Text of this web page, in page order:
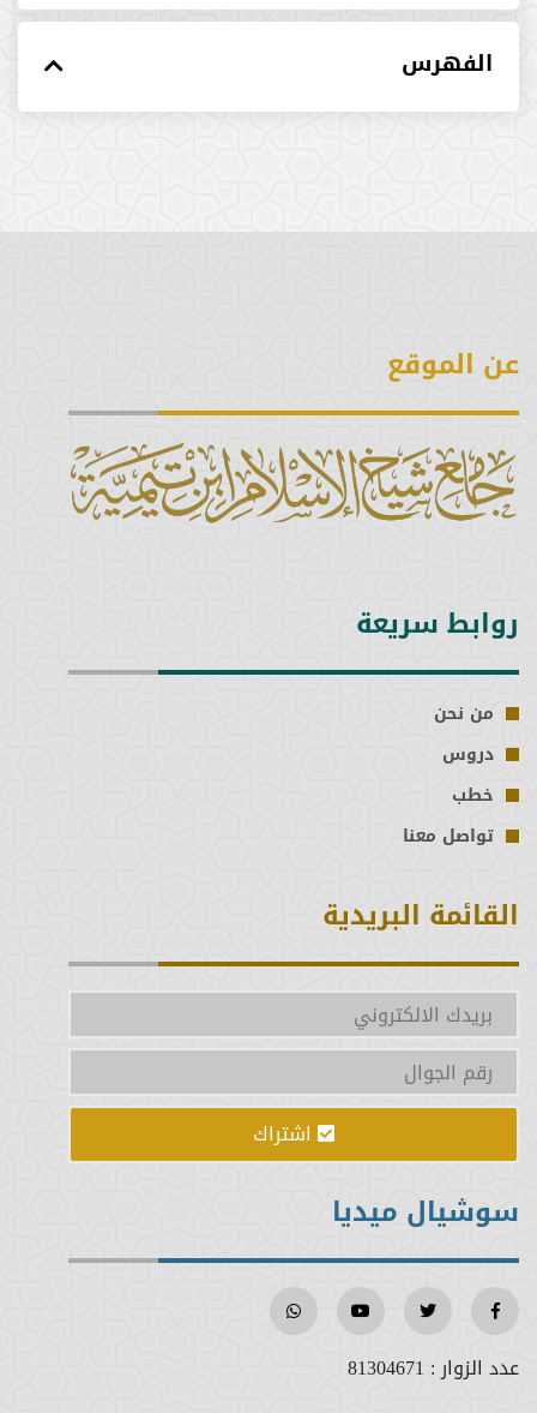
الفهرس
عن الموقع
روابط سريعة
من نحن
دروس
خطب
تواصل معنا
القائمة البريدية
اشتراك
سوشيال ميديا
عدد الزوار : 81304671